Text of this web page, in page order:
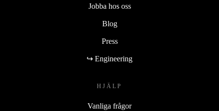
Jobba hos oss
Blog
Press
↪ Engineering
HJÄLP
Vanliga frågor